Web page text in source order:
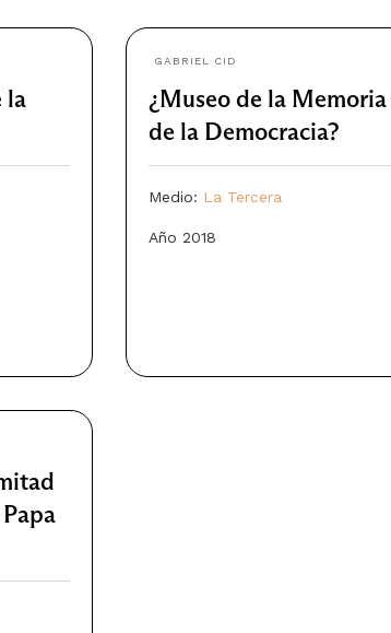
la
GABRIEL CID
¿Museo de la
de la Democracia?
Medio: La Tercera
Año 2018